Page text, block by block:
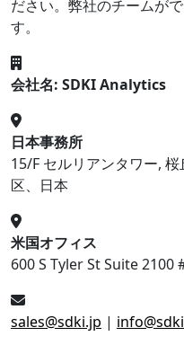
ださい。弊社のチームが
す。
会社名: SDKI Analytics
日本事務所
15/F セルリアンタワー,
区、日本
米国オフィス
600 S Tyler St Suite 2100
sales@sdki.jp |